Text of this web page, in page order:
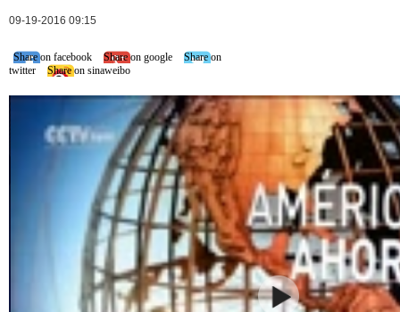
09-19-2016 09:15
Share on facebook Share on google
Share on
twitter
Share on sinaweibo